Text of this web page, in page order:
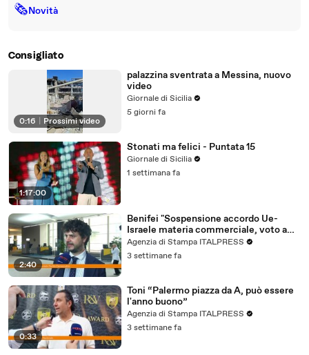
🗞Novità
Consigliato
0:16 Prossimi video
palazzina sventrata a Messina, nuovo
video
Giornale di Sicilia
5 giorni fa
1:17:00
Stonati ma felici - Puntata 15
Giornale di Sicilia
1 settimana fa
2:40
Benifei "Sospensione accordo Ue-
Israele materia commerciale, voto a
maggioranza"
Agenzia di Stampa ITALPRESS
3 settimane fa
0:33
Toni “Palermo piazza da A, può essere
l'anno buono”
Agenzia di Stampa ITALPRESS
3 settimane fa